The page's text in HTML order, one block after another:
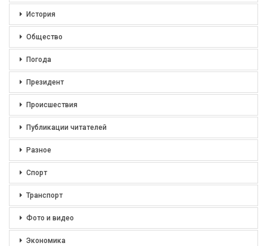
История
Общество
Погода
Президент
Происшествия
Публикации читателей
Разное
Спорт
Транспорт
Фото и видео
Экономика